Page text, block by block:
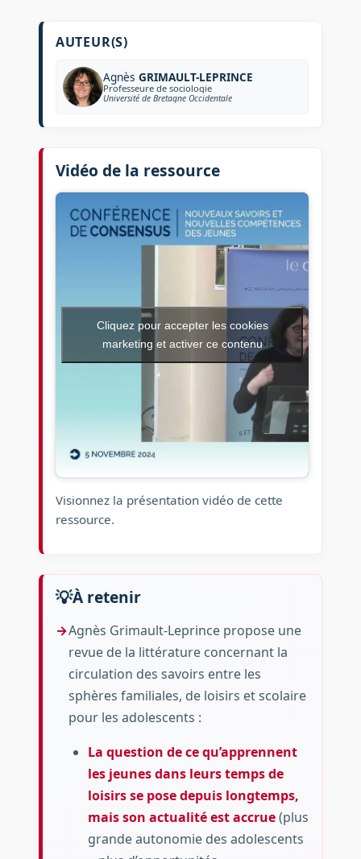
AUTEUR(S)
Agnès GRIMAULT-LEPRINCE
Professeure de sociologie
Université de Bretagne Occidentale
Vidéo de la ressource
Cliquez pour accepter les cookies
marketing et activer ce contenu
Visionnez la présentation vidéo de cette
ressource.
À retenir
Agnès Grimault-Leprince propose une
revue de la littérature concernant la
circulation des savoirs entre les
sphères familiales, de loisirs et scolaire
pour les adolescents :
La question de ce qu’apprennent
les jeunes dans leurs temps de
loisirs se pose depuis longtemps,
mais son actualité est accrue(plus
grande autonomie des adolescents